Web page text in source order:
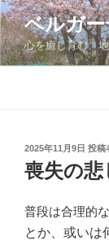
コ
ン
テ
ン
ベルガ
心を癒し育む、
投
稿
日:
2025年11月9日 投稿
喪失の
普段は合理的
とか、或いは